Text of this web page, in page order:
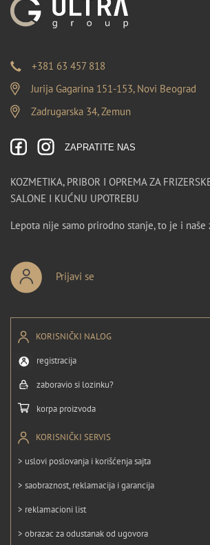
+381 63 457 818
Jurija Gagarina 151-153, Novi Beograd
Zadrugarska 34, Zemun
ZAPRATITE NAS
KOZMETIKA, PRIBOR I OPREMA ZA
SALONE I KUĆNU UPOTREBU
Lepota nije samo prirodno stanje, to je i naše
Prijavi se
KORISNIČKI NALOG
registracija
zaboravio si lozinku?
korpa proizvoda
KORISNIČKI SERVIS
> uslovi poslovanja i korišćenja sajta
> saobraznost, reklamacija i garancija
> reklamacioni list
> obrazac za odustanak od ugovora